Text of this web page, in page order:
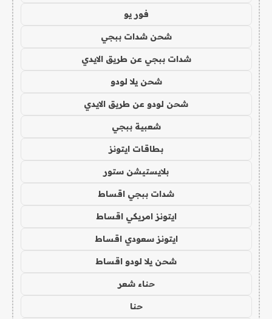
فور يو
شحن شدات ببجي
شدات ببجي عن طريق الايدي
شحن يلا لودو
شحن لودو عن طريق الايدي
شعبية ببجي
بطاقات ايتونز
بلايستيشن ستور
شدات ببجي اقساط
ايتونز امريكي اقساط
ايتونز سعودي اقساط
شحن يلا لودو اقساط
حناء شعر
حنا